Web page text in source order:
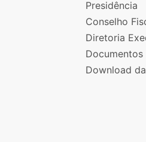
Presidência
Conselho
Diretoria
Documentos
Download